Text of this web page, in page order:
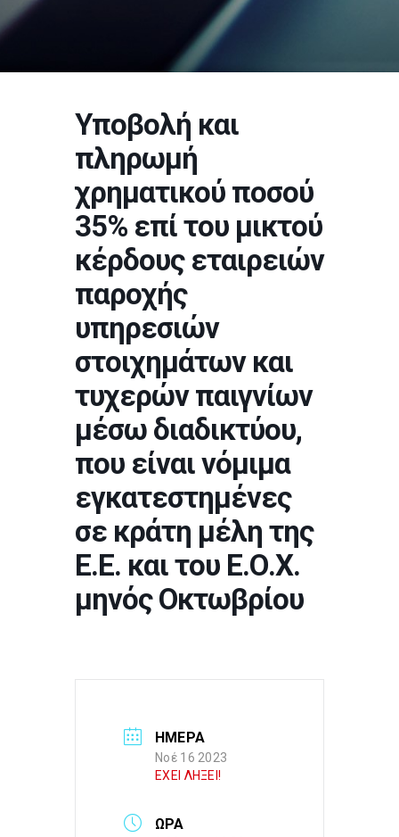
Υποβολή και
πληρωμή
χρηματικού ποσού
35% επί του μικτού
κέρδους εταιρειών
παροχής
υπηρεσιών
στοιχημάτων και
τυχερών παιγνίων
μέσω διαδικτύου,
που είναι νόμιμα
εγκατεστημένες
σε κράτη μέλη της
Ε.Ε. και του Ε.Ο.Χ.
μηνός Οκτωβρίου
ΗΜΕΡΑ
Νοέ 16 2023
ΕΧΕΙ ΛΗΞΕΙ!
ΩΡΑ